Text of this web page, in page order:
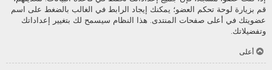
قم بزيارة لوحة تحكم العضو؛ يمكنك إيجاد الرابط في الغالب بالضغط على اسم
عضويتك في أعلى صفحات المنتدى. هذا النظام سيسمح لك بتغيير إعداداتك
وتفضيلاتك.
أعلى